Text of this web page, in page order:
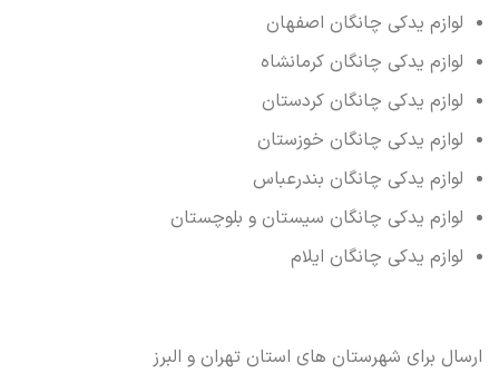
لوازم یدکی چانگان اصفهان
لوازم یدکی چانگان کرمانشاه
لوازم یدکی چانگان کردستان
لوازم یدکی چانگان خوزستان
لوازم یدکی چانگان بندرعباس
لوازم یدکی چانگان سیستان و بلوچستان
لوازم یدکی چانگان ایلام
ارسال برای شهرستان های استان تهران و البرز